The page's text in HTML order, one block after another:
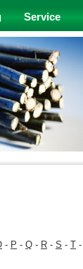
Service
- P - Q - R - S - T -